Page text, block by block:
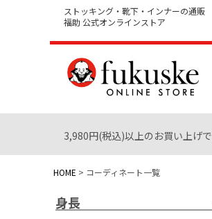
ストッキング・靴下・インナーの通販
福助 公式オンラインストア
3,980円(税込)以上のお買い上げで
HOME コーディネート一覧
身長